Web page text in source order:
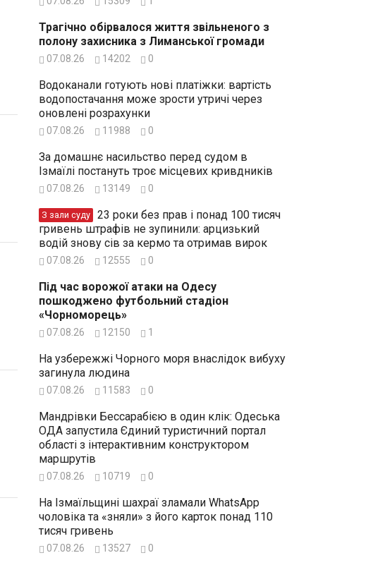
Трагічно обірвалося життя звільненого з
полону захисника з Лиманської громади
07.08.26 14202 0
Водоканали готують нові платіжки: вартість
водопостачання може зрости утричі через
оновлені розрахунки
07.08.26 11988 0
За домашнє насильство перед судом в
Ізмаїлі постануть троє місцевих кривдників
07.08.26 13149 0
З зали суду
гривень штрафів не зупинили: арцизький
водій знову сів за кермо та отримав вирок
07.08.26 12555 0
Під час ворожої атаки на Одесу
пошкоджено футбольний стадіон
«Чорноморець»
07.08.26 12150 1
На узбережжі Чорного моря внаслідок вибуху
загинула людина
07.08.26 11583 0
Мандрівки Бессарабією в один клік: Одеська
ОДА запустила Єдиний туристичний портал
області з інтерактивним конструктором
маршрутів
07.08.26 10719 0
На Ізмаїльщині шахраї зламали WhatsApp
чоловіка та «зняли» з його карток понад 110
тисяч гривень
07.08.26 13527 0